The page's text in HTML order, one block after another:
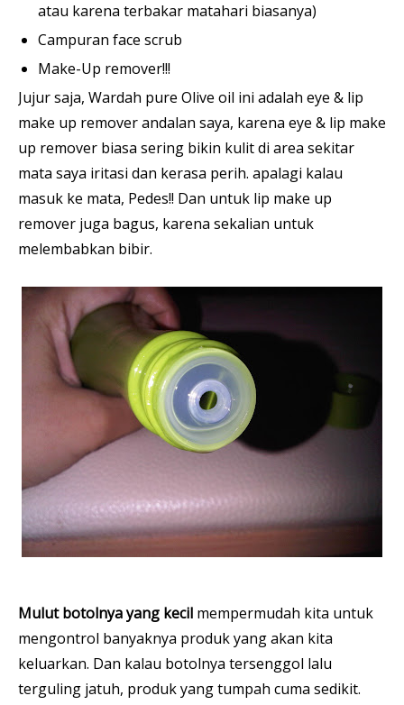
atau karena terbakar matahari biasanya)
Campuran face scrub
Make-Up remover!!!
Jujur saja, Wardah pure Olive oil ini adalah eye & lip
make up remover andalan saya, karena eye & lip make
up remover biasa sering bikin kulit di area sekitar
mata saya iritasi dan kerasa perih. apalagi kalau
masuk ke mata, Pedes!! Dan untuk lip make up
remover juga bagus, karena sekalian untuk
melembabkan bibir.
Mulut botolnya yang kecil mempermudah kita untuk
mengontrol banyaknya produk yang akan kita
keluarkan. Dan kalau botolnya tersenggol lalu
terguling jatuh, produk yang tumpah cuma sedikit.